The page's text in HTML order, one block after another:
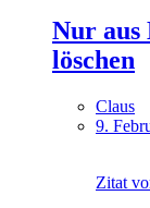
Nur aus
löschen
Claus
9.
Zitat